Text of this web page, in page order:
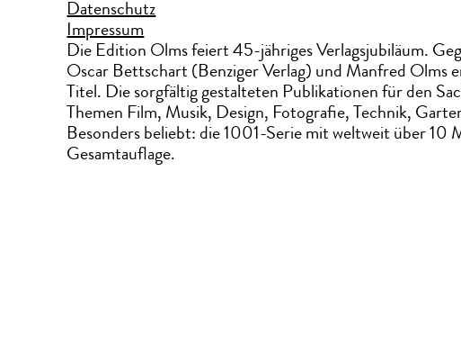
Datenschutz
Impressum
Die Edition Olms feiert 45-jähriges Verlagsjubiläum.
Oscar Bettschart (Benziger Verlag) und Manfred Olms
Titel. Die sorgfältig gestalteten Publikationen für den
Themen Film, Musik, Design, Fotografie, Technik,
Besonders beliebt: die 1001-Serie mit weltweit über 10
Gesamtauflage.